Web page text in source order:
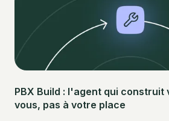
PBX Build : l'agent qui construit
vous, pas à votre place